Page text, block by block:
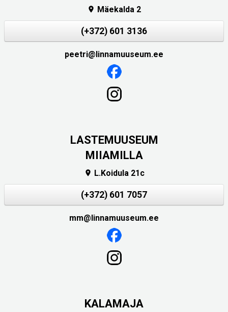
 Mäekalda 2
(+372) 601 3136
peetri@linnamuuseum.ee
LASTEMUUSEUM
MIIAMILLA
 L.Koidula 21c
(+372) 601 7057
mm@linnamuuseum.ee
KALAMAJA